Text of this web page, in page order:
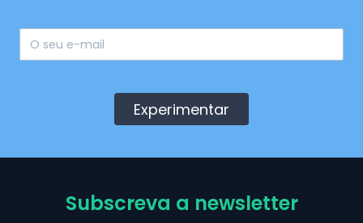
Experimentar
Subscreva a newsletter